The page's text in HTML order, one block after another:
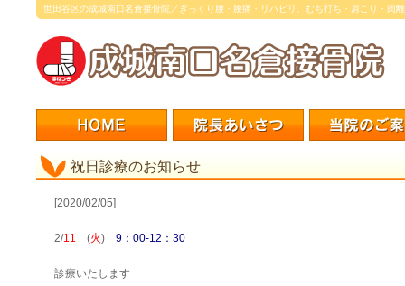
世田谷区の成城南口名倉接骨院／ぎっくり腰・腰痛・リハビリ、むち打ち・肩こり・肉
祝日診療のお知らせ
[2020/02/05]
2/11 (火) 9：00-12：30
診療いたします